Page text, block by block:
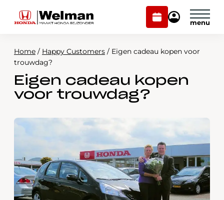
Plan
onderhoud
Mijn
Modellen
Voorraad
Webshop
Contact
Plan onderhoud
Home / Happy Customers / Eigen cadeau kopen voor
trouwdag?
Eigen cadeau kopen
voor trouwdag?